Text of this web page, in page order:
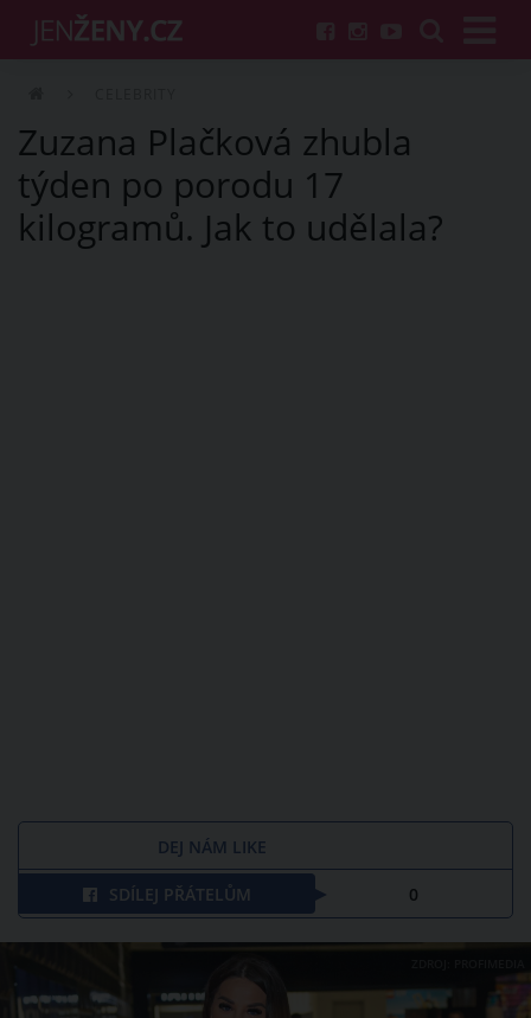
Zuzana Plačková zhubla
týden po porodu 17
kilogramů. Jak to udělala?
DEJ NÁM LIKE
SDÍLEJ PŘÁTELŮM 0